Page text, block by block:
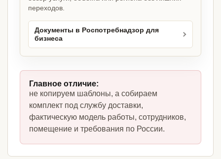
переходов.
Документы в Роспотребнадзор для
бизнеса
Главное отличие:
не копируем шаблоны, а собираем
комплект под службу доставки,
фактическую модель работы, сотрудников,
помещение и требования по России.